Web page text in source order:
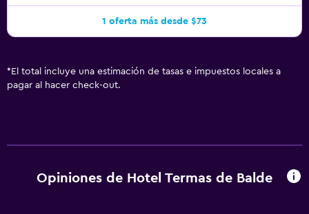
1 oferta más desde $73
* El total incluye una estimación de tasas e impuestos locales a
pagar al hacer check-out.
Opiniones de Hotel Termas de Balde